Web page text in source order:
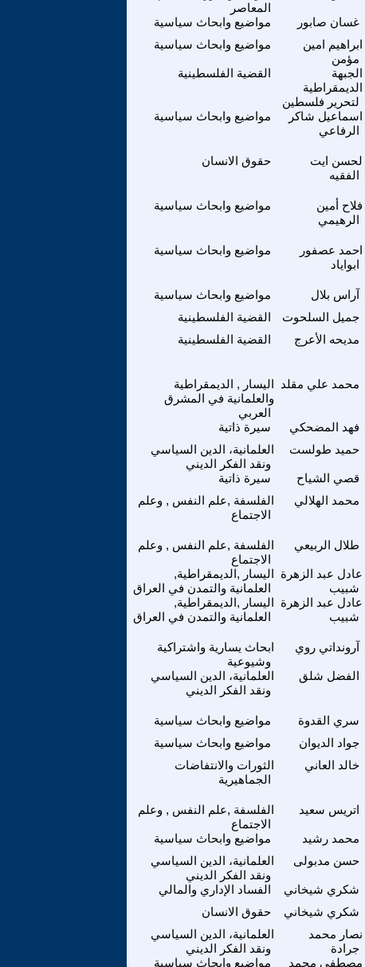
المعاصر
مواضيع وابحاث سياسية غسان صابور
مواضيع وابحاث سياسية
ابراهيم امين
مؤمن
القضية الفلسطينية
الجبهة
الديمقراطية
لتحرير فلسطين
مواضيع وابحاث سياسية
اسماعيل شاكر
الرفاعي
حقوق الانسان
لحسن ايت
الفقيه
مواضيع وابحاث سياسية
فلاح أمين
الرهيمي
مواضيع وابحاث سياسية
احمد عصفور
ابواياد
مواضيع وابحاث سياسية آراس بلال
القضية الفلسطينية
جميل السلحوت
القضية الفلسطينية
مديحه الأعرج
اليسار , الديمقراطية
والعلمانية في المشرق
العربي
محمد علي مقلد
سيرة ذاتية فهد المضحكي
العلمانية، الدين السياسي
ونقد الفكر الديني
حميد طولست
سيرة ذاتية قصي الشياح
الفلسفة ,علم النفس , وعلم
الاجتماع
محمد الهلالي
الفلسفة ,علم النفس , وعلم
الاجتماع
طلال الربيعي
اليسار ,الديمقراطية,
العلمانية والتمدن في العراق
عادل عبد الزهرة
شبيب
اليسار ,الديمقراطية,
العلمانية والتمدن في العراق
عادل عبد الزهرة
شبيب
ابحاث يسارية واشتراكية
وشيوعية
آرونداتي روي
العلمانية، الدين السياسي
ونقد الفكر الديني
الفضل شلق
مواضيع وابحاث سياسية سري القدوة
مواضيع وابحاث سياسية
جواد الديوان
الثورات والانتفاضات
الجماهيرية
خالد العاني
الفلسفة ,علم النفس , وعلم
الاجتماع
اتريس سعيد
مواضيع وابحاث سياسية محمد رشيد
العلمانية، الدين السياسي
ونقد الفكر الديني
حسن مدبولى
الفساد الإداري والمالي شكري شيخاني
حقوق الانسان
شكري شيخاني
العلمانية، الدين السياسي
ونقد الفكر الديني
نصار محمد
جرادة
مواضيع وابحاث سياسية مصطفى محمد